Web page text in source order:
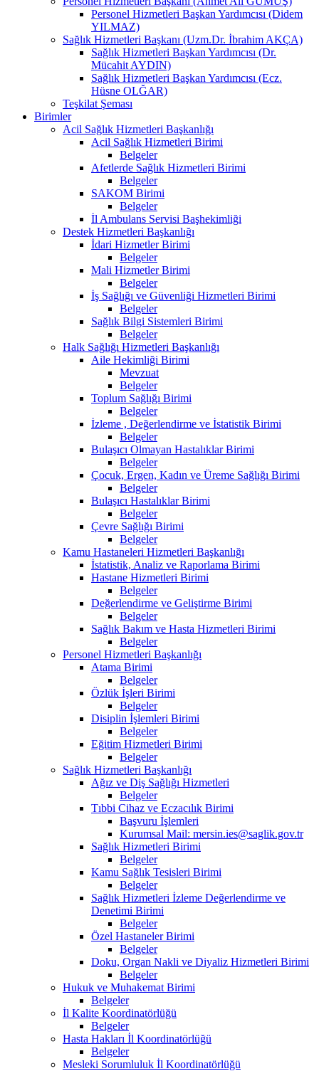
Personel Hizmetleri Başkan Yardımcısı (Didem
YILMAZ)
Sağlık Hizmetleri Başkanı (Uzm.Dr. İbrahim AKÇA)
Sağlık Hizmetleri Başkan Yardımcısı (Dr.
Mücahit AYDIN)
Sağlık Hizmetleri Başkan Yardımcısı (Ecz.
Hüsne OLĞAR)
Teşkilat Şeması
Birimler
Acil Sağlık Hizmetleri Başkanlığı
Acil Sağlık Hizmetleri Birimi
Belgeler
Afetlerde Sağlık Hizmetleri Birimi
Belgeler
SAKOM Birimi
Belgeler
İl Ambulans Servisi Başhekimliği
Destek Hizmetleri Başkanlığı
İdari Hizmetler Birimi
Belgeler
Mali Hizmetler Birimi
Belgeler
İş Sağlığı ve Güvenliği Hizmetleri Birimi
Belgeler
Sağlık Bilgi Sistemleri Birimi
Belgeler
Halk Sağlığı Hizmetleri Başkanlığı
Aile Hekimliği Birimi
Mevzuat
Belgeler
Toplum Sağlığı Birimi
Belgeler
İzleme , Değerlendirme ve İstatistik Birimi
Belgeler
Bulaşıcı Olmayan Hastalıklar Birimi
Belgeler
Çocuk, Ergen, Kadın ve Üreme Sağlığı Birimi
Belgeler
Bulaşıcı Hastalıklar Birimi
Belgeler
Çevre Sağlığı Birimi
Belgeler
Kamu Hastaneleri Hizmetleri Başkanlığı
İstatistik, Analiz ve Raporlama Birimi
Hastane Hizmetleri Birimi
Belgeler
Değerlendirme ve Geliştirme Birimi
Belgeler
Sağlık Bakım ve Hasta Hizmetleri Birimi
Belgeler
Personel Hizmetleri Başkanlığı
Atama Birimi
Belgeler
Özlük İşleri Birimi
Belgeler
Disiplin İşlemleri Birimi
Belgeler
Eğitim Hizmetleri Birimi
Belgeler
Sağlık Hizmetleri Başkanlığı
Ağız ve Diş Sağlığı Hizmetleri
Belgeler
Tıbbi Cihaz ve Eczacılık Birimi
Başvuru İşlemleri
Kurumsal Mail: mersin.ies@saglik.gov.tr
Sağlık Hizmetleri Birimi
Belgeler
Kamu Sağlık Tesisleri Birimi
Belgeler
Sağlık Hizmetleri İzleme Değerlendirme ve
Denetimi Birimi
Belgeler
Özel Hastaneler Birimi
Belgeler
Doku, Organ Nakli ve Diyaliz Hizmetleri Birimi
Belgeler
Hukuk ve Muhakemat Birimi
Belgeler
İl Kalite Koordinatörlüğü
Belgeler
Hasta Hakları İl Koordinatörlüğü
Belgeler
Mesleki Sorumluluk İl Koordinatörlüğü